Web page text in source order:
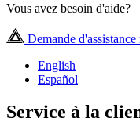
Vous avez besoin d'aide?
Demande d'assistance
English
Español
Service à la